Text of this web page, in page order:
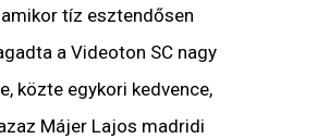
tíz esztendősen
a Videoton SC nagy
közte egykori kedvence,
azaz Májer Lajos madridi